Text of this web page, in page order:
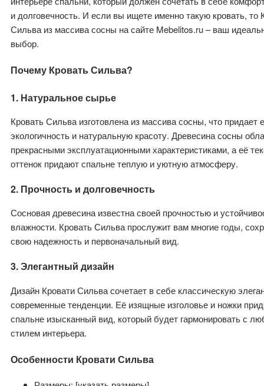
и долговечность. И если вы ищете именно такую кровать, то
Сильва из массива сосны на сайте Mebelitos.ru – ваш
выбор.
Почему Кровать Сильва?
1. Натуральное сырье
Кровать Сильва изготовлена из массива сосны, что придает
экологичность и натуральную красоту. Древесина сосны
прекрасными эксплуатационными характеристиками, а её
оттенок придают спальне теплую и уютную атмосферу.
2. Прочность и долговечность
Сосновая древесина известна своей прочностью и
влажности. Кровать Сильва прослужит вам многие годы,
свою надежность и первоначальный вид.
3. Элегантный дизайн
Дизайн Кровати Сильва сочетает в себе классическую
современные тенденции. Её изящные изголовье и ножки
спальне изысканный вид, который будет гармонировать с
стилем интерьера.
Особенности Кровати Сильва